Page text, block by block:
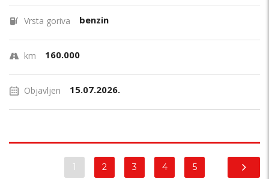
Vrsta goriva benzin
km 160.000
Objavljen 15.07.2026.
1 2 3 4 5